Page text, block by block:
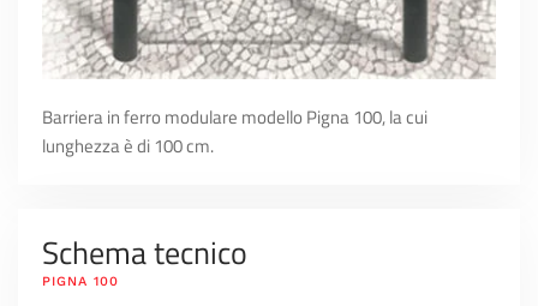
Barriera in ferro modulare modello Pigna 100, la cui
lunghezza è di 100 cm.
Schema tecnico
PIGNA 100